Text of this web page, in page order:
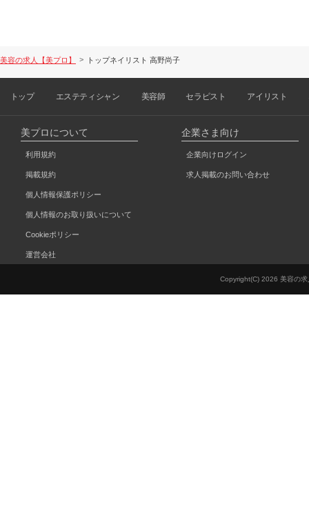
美容の求人【美プロ】 トップネイリスト 高野尚子
トップ エステティシャン 美容師 セラピスト アイリスト
美プロについて
利用規約
掲載規約
個人情報保護ポリシー
個人情報のお取り扱いについて
Cookieポリシー
運営会社
企業さま向け
企業向けログイン
求人掲載のお問い合わせ
Copyright(C) 2026 美容の